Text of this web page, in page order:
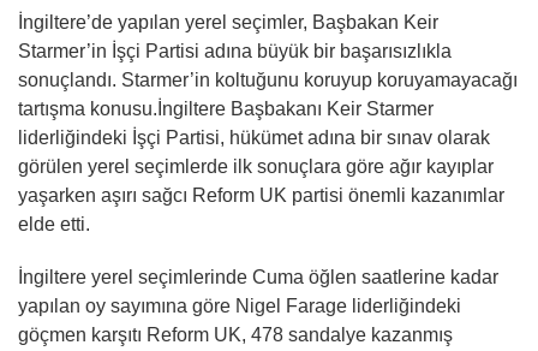
İngiltere’de yapılan yerel seçimler, Başbakan Keir
Starmer’in İşçi Partisi adına büyük bir başarısızlıkla
sonuçlandı. Starmer’in koltuğunu koruyup koruyamayacağı
tartışma konusu.İngiltere Başbakanı Keir Starmer
liderliğindeki İşçi Partisi, hükümet adına bir sınav olarak
görülen yerel seçimlerde ilk sonuçlara göre ağır kayıplar
yaşarken aşırı sağcı Reform UK partisi önemli kazanımlar
elde etti.
İngiltere yerel seçimlerinde Cuma öğlen saatlerine kadar
yapılan oy sayımına göre Nigel Farage liderliğindeki
göçmen karşıtı Reform UK, 478 sandalye kazanmış